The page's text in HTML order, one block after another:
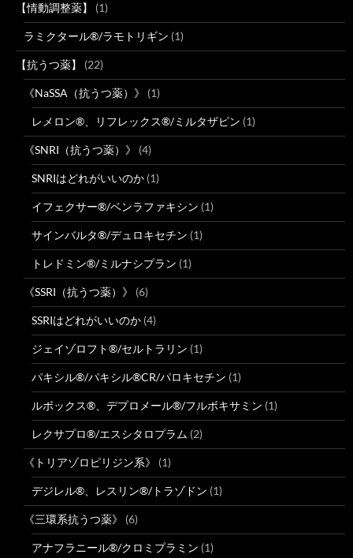
【情動調整薬】 (1)
ラミクタール®/ラモトリギン (1)
【抗うつ薬】 (22)
《NaSSA（抗うつ薬）》 (1)
レメロン®、リフレックス®/ミルタザピン (1)
《SNRI（抗うつ薬）》 (4)
SNRIはどれがいいのか (1)
イフェクサー®/ベンラファキシン (1)
サインバルタ®/デュロキセチン (1)
トレドミン®/ミルナシプラン (1)
《SSRI（抗うつ薬）》 (6)
SSRIはどれがいいのか (4)
ジェイゾロフト®/セルトラリン (1)
パキシル®/パキシル®CR/パロキセチン (1)
ルボックス®、デプロメール®/フルボキサミン (1)
レクサプロ®/エスシタロプラム (2)
《トリアゾロピリジン系》 (1)
デジレル®、レスリン®/トラゾドン (1)
《三環系抗うつ薬》 (6)
アナフラニール®/クロミプラミン (1)